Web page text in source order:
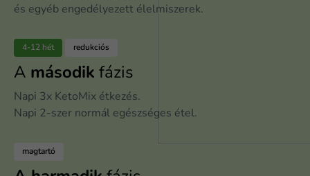
és egyéb engedélyezett élelmiszerek.
4-12 hét redukciós
A második fázis
Napi 3x KetoMix étkezés.
Napi 2-szer normál egészséges étel.
magtartó